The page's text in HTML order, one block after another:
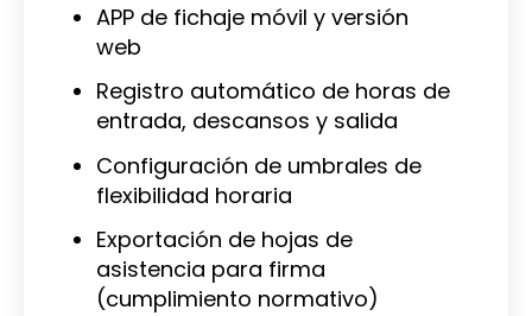
APP de fichaje móvil y versión
web
Registro automático de horas de
entrada, descansos y salida
Configuración de umbrales de
flexibilidad horaria
Exportación de hojas de
asistencia para firma
(cumplimiento normativo)